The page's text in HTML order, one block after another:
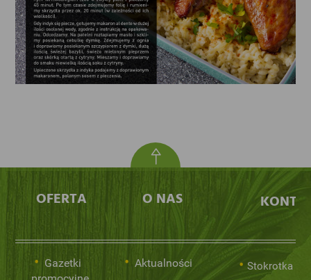
OFERTA
Gazetki
O NAS
Aktualności Stokrotka